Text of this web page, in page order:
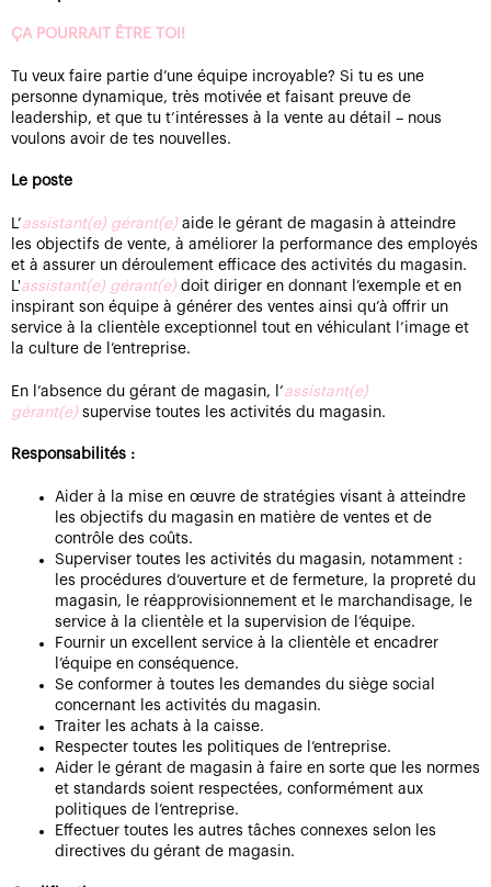
ÇA POURRAIT ÊTRE TOI!
Tu veux faire partie d’une équipe incroyable? Si tu es une
personne dynamique, très motivée et faisant preuve de
leadership, et que tu t’intéresses à la vente au détail – nous
voulons avoir de tes nouvelles.
Le poste
L’assistant(e) gérant(e) aide le gérant de magasin à atteindre
les objectifs de vente, à améliorer la performance des employés
et à assurer un déroulement efficace des activités du magasin.
L'assistant(e) gérant(e) doit diriger en donnant l’exemple et en
inspirant son équipe à générer des ventes ainsi qu’à offrir un
service à la clientèle exceptionnel tout en véhiculant l’image et
la culture de l’entreprise.
En l’absence du gérant de magasin, l’assistant(e)
gérant(e) supervise toutes les activités du magasin.
Responsabilités :
Aider à la mise en œuvre de stratégies visant à atteindre
les objectifs du magasin en matière de ventes et de
contrôle des coûts.
Superviser toutes les activités du magasin, notamment :
les procédures d’ouverture et de fermeture, la propreté du
magasin, le réapprovisionnement et le marchandisage, le
service à la clientèle et la supervision de l’équipe.
Fournir un excellent service à la clientèle et encadrer
l’équipe en conséquence.
Se conformer à toutes les demandes du siège social
concernant les activités du magasin.
Traiter les achats à la caisse.
Respecter toutes les politiques de l’entreprise.
Aider le gérant de magasin à faire en sorte que les normes
et standards soient respectées, conformément aux
politiques de l’entreprise.
Effectuer toutes les autres tâches connexes selon les
directives du gérant de magasin.